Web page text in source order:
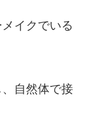
イクでいる
自然体で接